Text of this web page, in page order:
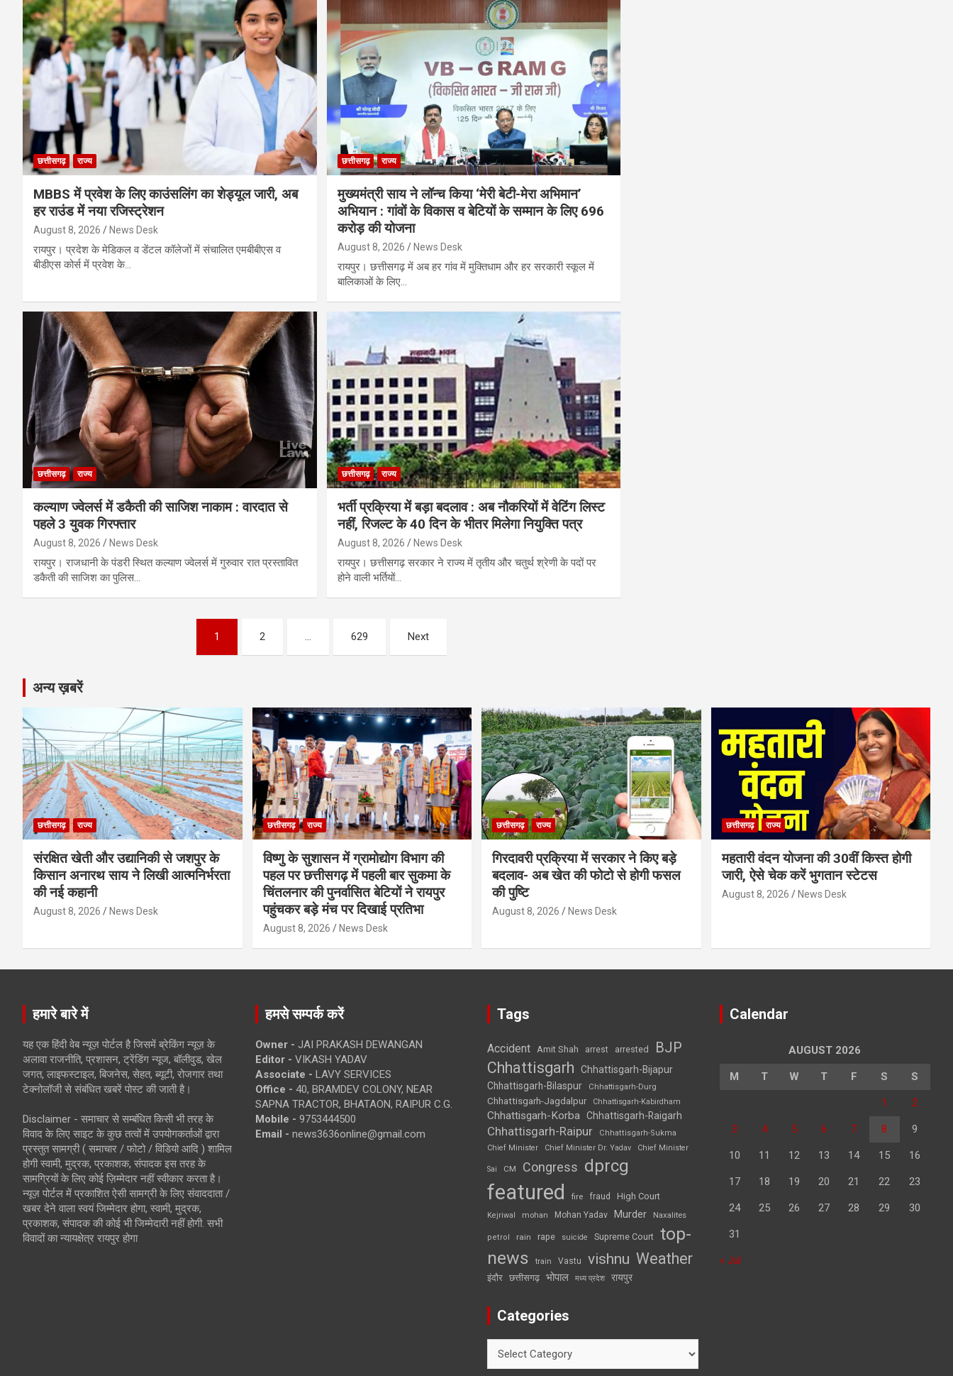
छत्तीसगढ़ राज्य
MBBS में प्रवेश के लिए काउंसलिंग का शेड्यूल जारी, अब
हर राउंड में नया रजिस्ट्रेशन
August 8, 2026 News Desk
रायपुर। प्रदेश के मेडिकल व डेंटल कॉलेजों में संचालित एमबीबीएस व
बीडीएस कोर्स में प्रवेश के…
छत्तीसगढ़ राज्य
मुख्यमंत्री साय ने लॉन्च किया ‘मेरी बेटी-मेरा अभिमान’
अभियान : गांवों के विकास व बेटियों के सम्मान के लिए 696
करोड़ की योजना
August 8, 2026 News Desk
रायपुर। छत्तीसगढ़ में अब हर गांव में मुक्तिधाम और हर सरकारी स्कूल में
बालिकाओं के लिए…
छत्तीसगढ़ राज्य
कल्याण ज्वेलर्स में डकैती की साजिश नाकाम : वारदात से
पहले 3 युवक गिरफ्तार
August 8, 2026 News Desk
रायपुर। राजधानी के पंडरी स्थित कल्याण ज्वेलर्स में गुरुवार रात प्रस्तावित
डकैती की साजिश का पुलिस…
छत्तीसगढ़ राज्य
भर्ती प्रक्रिया में बड़ा बदलाव : अब नौकरियों में वेटिंग लिस्ट
नहीं, रिजल्ट के 40 दिन के भीतर मिलेगा नियुक्ति पत्र
August 8, 2026 News Desk
रायपुर। छत्तीसगढ़ सरकार ने राज्य में तृतीय और चतुर्थ श्रेणी के पदों पर
होने वाली भर्तियों…
1 2 … 629 Next
अन्य ख़बरें
छत्तीसगढ़ राज्य
संरक्षित खेती और उद्यानिकी से जशपुर के
किसान अनारथ साय ने लिखी आत्मनिर्भरता
की नई कहानी
August 8, 2026 News Desk
छत्तीसगढ़ राज्य
विष्णु के सुशासन में ग्रामोद्योग विभाग की
पहल पर छत्तीसगढ़ में पहली बार सुकमा के
चिंतलनार की पुनर्वासित बेटियों ने रायपुर
पहुंचकर बड़े मंच पर दिखाई प्रतिभा
August 8, 2026 News Desk
छत्तीसगढ़ राज्य
गिरदावरी प्रक्रिया में सरकार ने किए बड़े
बदलाव- अब खेत की फोटो से होगी फसल
की पुष्टि
August 8, 2026 News Desk
छत्तीसगढ़ राज्य
महतारी वंदन योजना की 30वीं किस्त होगी
जारी, ऐसे चेक करें भुगतान स्टेटस
August 8, 2026 News Desk
हमारे बारे में
यह एक हिंदी वेब न्यूज़ पोर्टल है जिसमें ब्रेकिंग न्यूज़ के
अलावा राजनीति, प्रशासन, ट्रेंडिंग न्यूज, बॉलीवुड, खेल
जगत, लाइफस्टाइल, बिजनेस, सेहत, ब्यूटी, रोजगार तथा
टेक्नोलॉजी से संबंधित खबरें पोस्ट की जाती है।
Disclaimer - समाचार से सम्बंधित किसी भी तरह के
विवाद के लिए साइट के कुछ तत्वों में उपयोगकर्ताओं द्वारा
प्रस्तुत सामग्री ( समाचार / फोटो / विडियो आदि ) शामिल
होगी स्वामी, मुद्रक, प्रकाशक, संपादक इस तरह के
सामग्रियों के लिए कोई ज़िम्मेदार नहीं स्वीकार करता है।
न्यूज़ पोर्टल में प्रकाशित ऐसी सामग्री के लिए संवाददाता /
खबर देने वाला स्वयं जिम्मेदार होगा, स्वामी, मुद्रक,
प्रकाशक, संपादक की कोई भी जिम्मेदारी नहीं होगी. सभी
विवादों का न्यायक्षेत्र रायपुर होगा
हमसे सम्पर्क करें
Owner - JAI PRAKASH DEWANGAN
Editor - VIKASH YADAV
Associate - LAVY SERVICES
Office - 40, BRAMDEV COLONY, NEAR
SAPNA TRACTOR, BHATAON, RAIPUR C.G.
Mobile - 9753444500
Email - news3636online@gmail.com
Tags
Accident Amit Shah arrest arrested BJP
Chhattisgarh
Chhattisgarh-Bijapur
Chhattisgarh-Bilaspur
Chhattisgarh-Durg
Chhattisgarh-Jagdalpur Chhattisgarh-Kabirdham
Chhattisgarh-Korba Chhattisgarh-Raigarh
Chhattisgarh-Raipur
Chhattisgarh-Sukma
Chief Minister
Chief Minister Dr. Yadav Chief Minister
Sai CM Congress dprcg
featured fire fraud High Court
Kejriwal mohan Mohan Yadav Murder Naxalites
petrol rain rape suicide Supreme Court top-
news
train Vastu vishnu Weather
इंदौर छत्तीसगढ़ भोपाल मध्य प्रदेश रायपुर
Categories
Calendar
AUGUST 2026
M T W T F S S
1 2
3 4 5 6 7 8 9
10 11 12 13 14 15 16
17 18 19 20 21 22 23
24 25 26 27 28 29 30
31
« Jul